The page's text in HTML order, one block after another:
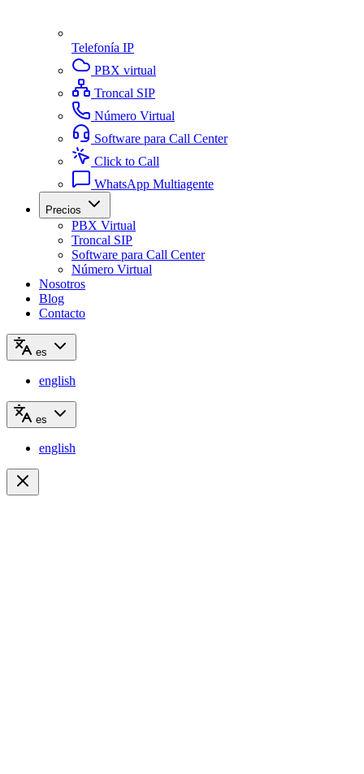
Telefonía IP
PBX virtual
Troncal SIP
Número Virtual
Software para Call Center
Click to Call
WhatsApp Multiagente
Precios
PBX Virtual
Troncal SIP
Software para Call Center
Número Virtual
Nosotros
Blog
Contacto
es
english
es
english